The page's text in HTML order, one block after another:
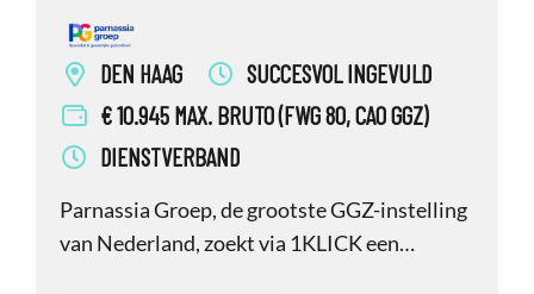
DEN HAAG
SUCCESVOL INGEVULD
€ 10.945 MAX. BRUTO (FWG 80, CAO GGZ)
DIENSTVERBAND
Parnassia Groep, de grootste GGZ-instelling
van Nederland, zoekt via 1KLICK een